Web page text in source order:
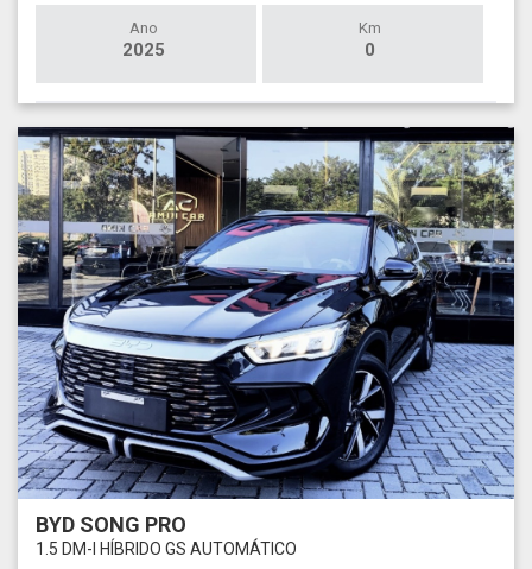
Ano
2025
Km
0
BYD SONG PRO
1.5 DM-I HÍBRIDO GS AUTOMÁTICO